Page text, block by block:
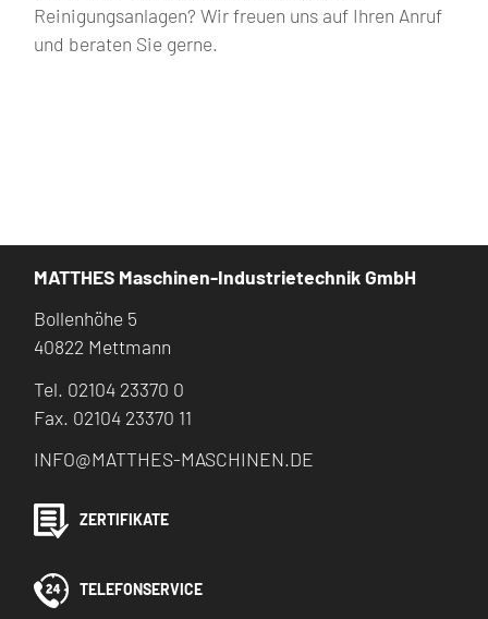
Reinigungsanlagen? Wir freuen uns auf Ihren Anruf
und beraten Sie gerne.
MATTHES Maschinen-Industrietechnik GmbH
Bollenhöhe 5
40822 Mettmann
Tel. 02104 23370 0
Fax. 02104 23370 11
INFO@MATTHES-MASCHINEN.DE
ZERTIFIKATE
TELEFONSERVICE